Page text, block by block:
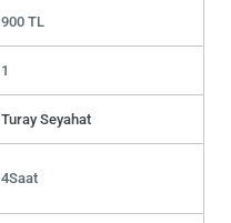
900 TL
1
Turay Seyahat
4Saat